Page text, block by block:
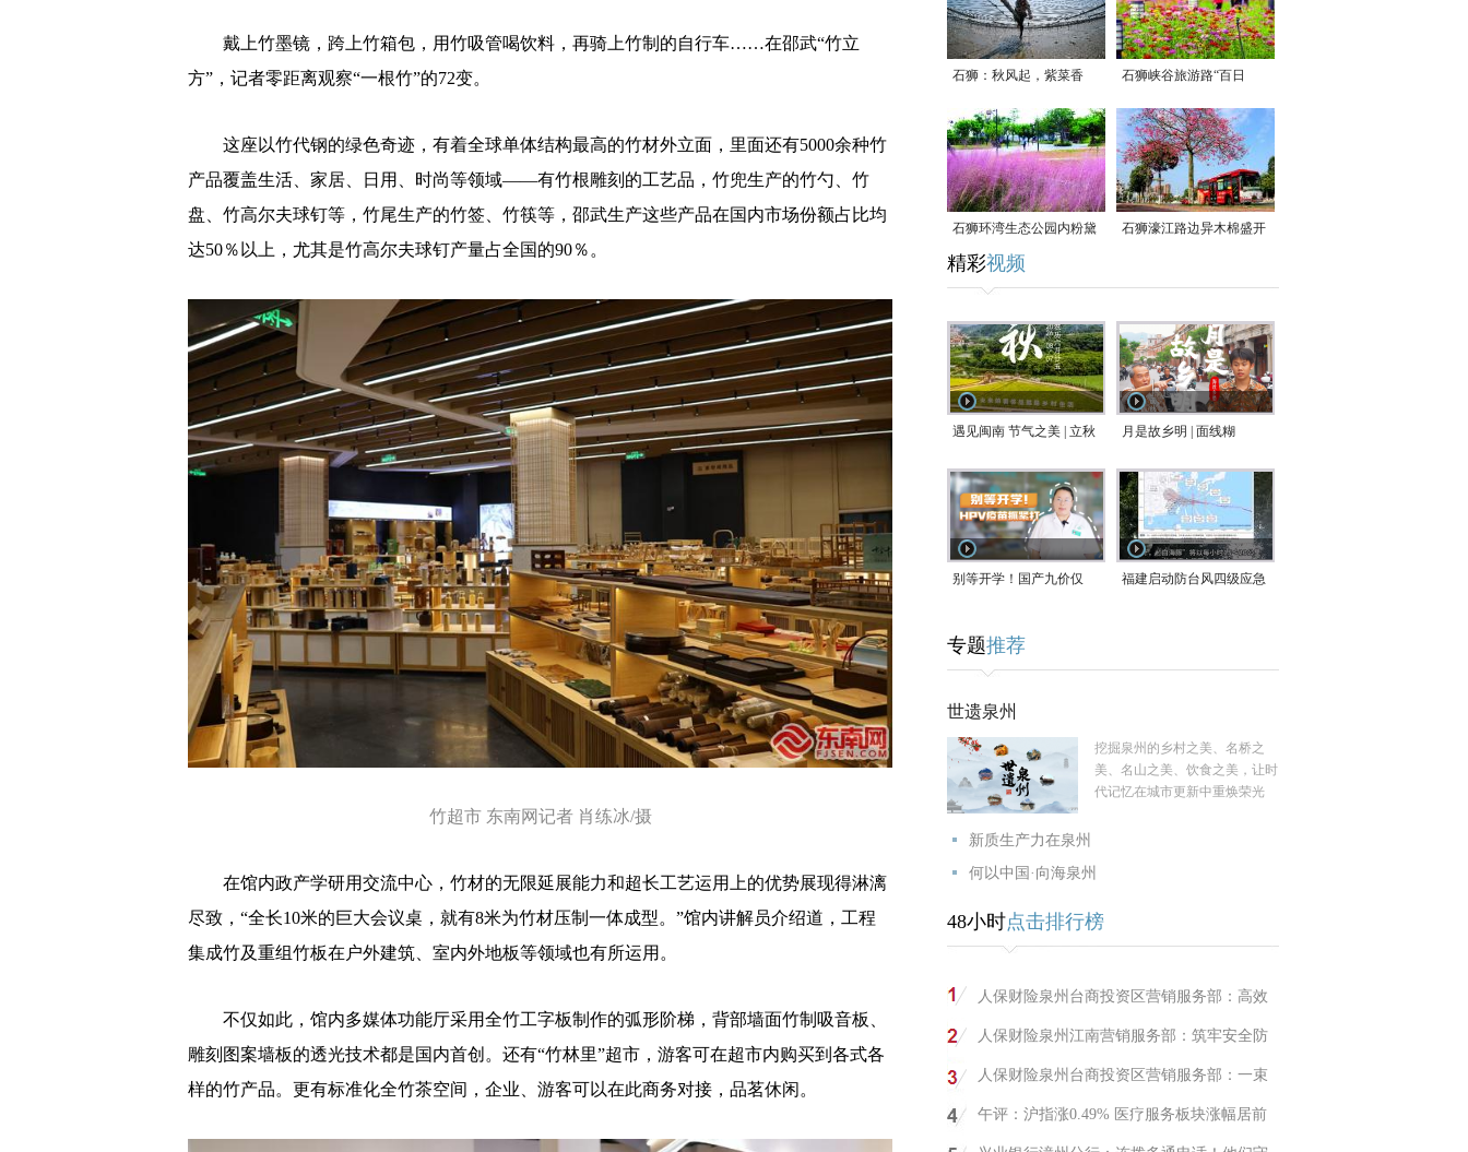
戴上竹墨镜，跨上竹箱包，用竹吸管喝饮料，再骑上竹制的自行车……在邵武“竹立
方”，记者零距离观察“一根竹”的72变。
这座以竹代钢的绿色奇迹，有着全球单体结构最高的竹材外立面，里面还有5000余种竹
产品覆盖生活、家居、日用、时尚等领域——有竹根雕刻的工艺品，竹兜生产的竹勺、竹
盘、竹高尔夫球钉等，竹尾生产的竹签、竹筷等，邵武生产这些产品在国内市场份额占比均
达50％以上，尤其是竹高尔夫球钉产量占全国的90％。
竹超市 东南网记者 肖练冰/摄
在馆内政产学研用交流中心，竹材的无限延展能力和超长工艺运用上的优势展现得淋漓
尽致，“全长10米的巨大会议桌，就有8米为竹材压制一体成型。”馆内讲解员介绍道，工程
集成竹及重组竹板在户外建筑、室内外地板等领域也有所运用。
不仅如此，馆内多媒体功能厅采用全竹工字板制作的弧形阶梯，背部墙面竹制吸音板、
雕刻图案墙板的透光技术都是国内首创。还有“竹林里”超市，游客可在超市内购买到各式各
样的竹产品。更有标准化全竹茶空间，企业、游客可以在此商务对接，品茗休闲。
石狮：秋风起，紫菜香 石狮峡谷旅游路“百日
草”争相斗艳
石狮环湾生态公园内粉黛
乱子草盛放
石狮濠江路边异木棉盛开
精彩视频
遇见闽南 节气之美 | 立秋 月是故乡明 | 面线糊
别等开学！国产九价仅
紧打
福建启动防台风四级应急
专题推荐
世遗泉州
挖掘泉州的乡村之美、名桥之
美、名山之美、饮食之美，让时
代记忆在城市更新中重焕荣光
新质生产力在泉州
何以中国·向海泉州
48小时点击排行榜
人保财险泉州台商投资区营销服务部：高效
人保财险泉州江南营销服务部：筑牢安全防
人保财险泉州台商投资区营销服务部：一束
午评：沪指涨0.49% 医疗服务板块涨幅居前